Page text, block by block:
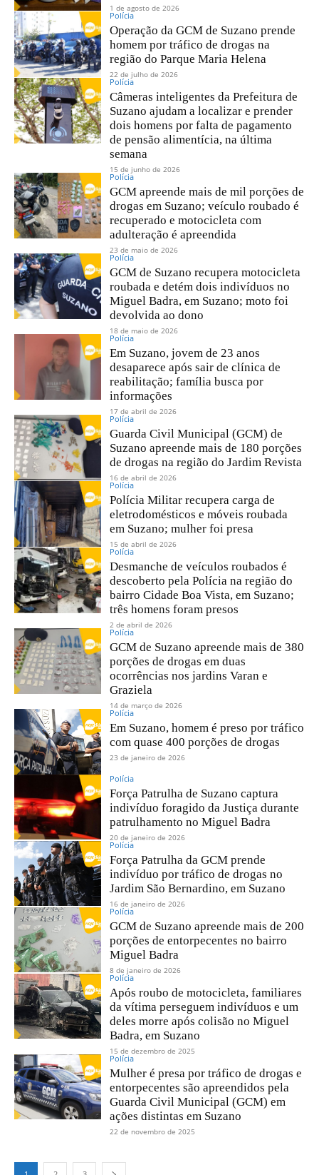
1 de agosto de 2026
Polícia
Operação da GCM de Suzano prende
homem por tráfico de drogas na
região do Parque Maria Helena
22 de julho de 2026
Polícia
Câmeras inteligentes da Prefeitura de
Suzano ajudam a localizar e prender
dois homens por falta de pagamento
de pensão alimentícia, na última
semana
15 de junho de 2026
Polícia
GCM apreende mais de mil porções de
drogas em Suzano; veículo roubado é
recuperado e motocicleta com
adulteração é apreendida
23 de maio de 2026
Polícia
GCM de Suzano recupera motocicleta
roubada e detém dois indivíduos no
Miguel Badra, em Suzano; moto foi
devolvida ao dono
18 de maio de 2026
Polícia
Em Suzano, jovem de 23 anos
desaparece após sair de clínica de
reabilitação; família busca por
informações
17 de abril de 2026
Polícia
Guarda Civil Municipal (GCM) de
Suzano apreende mais de 180 porções
de drogas na região do Jardim Revista
16 de abril de 2026
Polícia
Polícia Militar recupera carga de
eletrodomésticos e móveis roubada
em Suzano; mulher foi presa
15 de abril de 2026
Polícia
Desmanche de veículos roubados é
descoberto pela Polícia na região do
bairro Cidade Boa Vista, em Suzano;
três homens foram presos
2 de abril de 2026
Polícia
GCM de Suzano apreende mais de 380
porções de drogas em duas
ocorrências nos jardins Varan e
Graziela
14 de março de 2026
Polícia
Em Suzano, homem é preso por tráfico
com quase 400 porções de drogas
23 de janeiro de 2026
Polícia
Força Patrulha de Suzano captura
indivíduo foragido da Justiça durante
patrulhamento no Miguel Badra
20 de janeiro de 2026
Polícia
Força Patrulha da GCM prende
indivíduo por tráfico de drogas no
Jardim São Bernardino, em Suzano
16 de janeiro de 2026
Polícia
GCM de Suzano apreende mais de 200
porções de entorpecentes no bairro
Miguel Badra
8 de janeiro de 2026
Polícia
Após roubo de motocicleta, familiares
da vítima perseguem indivíduos e um
deles morre após colisão no Miguel
Badra, em Suzano
15 de dezembro de 2025
Polícia
Mulher é presa por tráfico de drogas e
entorpecentes são apreendidos pela
Guarda Civil Municipal (GCM) em
ações distintas em Suzano
22 de novembro de 2025